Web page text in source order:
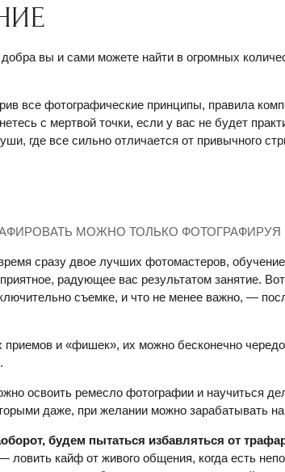
добра вы и сами можете найти в огромных
все фотографические принципы, правила
с мертвой точки, если у вас не будет
где все сильно отличается от привычного
МОЖНО ТОЛЬКО ФОТОГРАФИРУЯ
сразу двое лучших фотомастеров,
радующее вас результатом занятие.
съемке, и что не менее важно, —
приемов и «фишек», их можно бесконечно
освоить ремесло фотографии и научиться
даже, при желании можно зарабатывать
будем пытаться избавляться от
ловить кайф от живого общения, когда есть